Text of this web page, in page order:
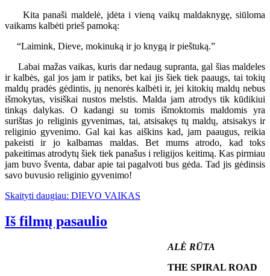
Kita panaši maldelė, įdėta i vieną vaikų maldaknygę, siūloma
vaikams kalbėti prieš pamoką:
“Laimink, Dieve, mokinuką ir jo knygą ir pieštuką.”
Labai mažas vaikas, kuris dar nedaug supranta, gal šias maldeles
ir kalbės, gal jos jam ir patiks, bet kai jis šiek tiek paaugs, tai tokių
maldų pradės gėdintis, jų nenorės kalbėti ir, jei kitokių maldų nebus
išmokytas, visiškai nustos melstis. Malda jam atrodys tik kūdikiui
tinkąs dalykas. O kadangi su tomis išmoktomis maldomis yra
surištas jo religinis gyvenimas, tai, atsisakęs tų maldų, atsisakys ir
religinio gyvenimo. Gal kai kas aiškins kad, jam paaugus, reikia
pakeisti ir jo kalbamas maldas. Bet mums atrodo, kad toks
pakeitimas atrodytų šiek tiek panašus i religijos keitimą. Kas pirmiau
jam buvo šventa, dabar apie tai pagalvoti bus gėda. Tad jis gėdinsis
savo buvusio religinio gyvenimo!
Skaityti daugiau: DIEVO VAIKAS
Iš filmų pasaulio
ALĖ RŪTA
THE SPIRAL ROAD